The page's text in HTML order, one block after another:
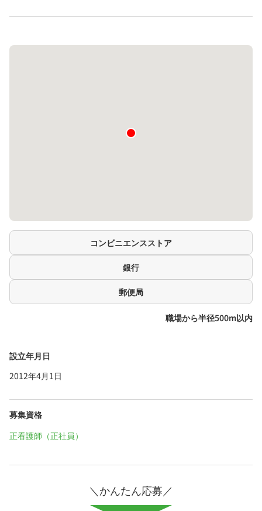
コンビニエンスストア
銀行
郵便局
職場から半径500m以内
設立年月日
2012年4月1日
募集資格
正看護師（正社員）
＼かんたん応募／